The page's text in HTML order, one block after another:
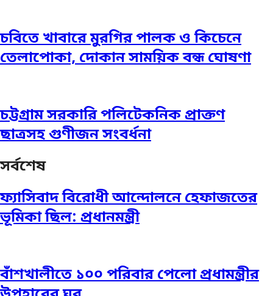
চবিতে খাবারে মুরগির পালক ও কিচেনে
তেলাপোকা, দোকান সাময়িক বন্ধ ঘোষণা
চট্টগ্রাম সরকারি পলিটেকনিক প্রাক্তণ
ছাত্রসহ গুণীজন সংবর্ধনা
সর্বশেষ
ফ্যাসিবাদ বিরোধী আন্দোলনে হেফাজতের
ভূমিকা ছিল: প্রধানমন্ত্রী
বাঁশখালীতে ১০০ পরিবার পেলো প্রধামন্ত্রীর